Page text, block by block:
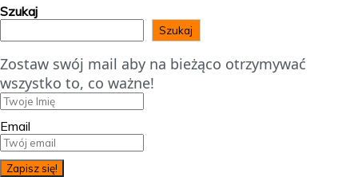
Szukaj
Szukaj
Zostaw swój mail aby na bieżąco otrzymywać
wszystko to, co ważne!
Email